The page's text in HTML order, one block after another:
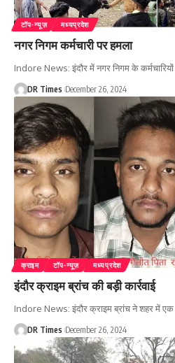
टॉप-न्यूज़ मध्यप्रदेश
नगर निगम कर्मचारी पर हमला
Indore News: इंदौर में नगर निगम के
DR Times December 26, 2024
क्राइम टॉप-न्यूज़ मध्यप्रदेश
इंदौर क्राइम ब्रांच की बड़ी कार्रवाई
Indore News: इंदौर क्राइम ब्रांच ने शहर में एक
DR Times December 26, 2024